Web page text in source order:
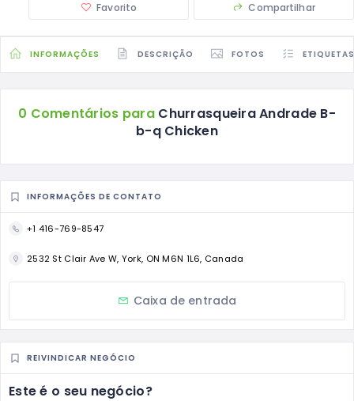
Favorito Compartilhar
INFORMAÇÕES DESCRIÇÃO FOTOS ETIQUETAS
0 Comentários para Churrasqueira Andrade B-
b-q Chicken
INFORMAÇÕES DE CONTATO
+1 416-769-8547
2532 St Clair Ave W, York, ON M6N 1L6, Canada
Caixa de entrada
REIVINDICAR NEGÓCIO
Este é o seu negócio?